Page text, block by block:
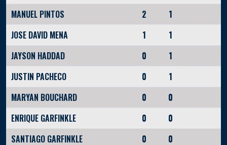
MANUEL PINTOS
2
1
JOSE DAVID MENA
1
1
JAYSON HADDAD
0
1
JUSTIN PACHECO
0
1
MARYAN BOUCHARD
0
0
ENRIQUE GARFINKLE
0
0
SANTIAGO GARFINKLE
0
0